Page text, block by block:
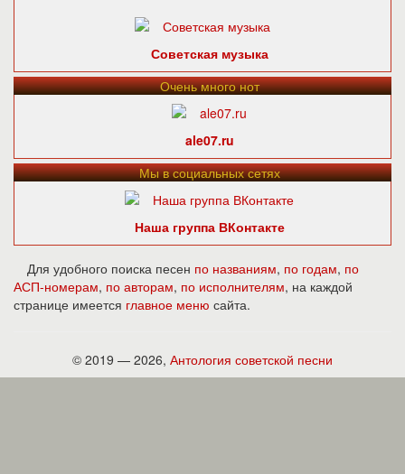
Советская музыка
Очень много нот
ale07.ru
Мы в социальных сетях
Наша группа ВКонтакте
Для удобного поиска песен по названиям, по годам, по
АСП-номерам, по авторам, по исполнителям, на каждой
странице имеется главное меню сайта.
© 2019 — 2026, Антология советской песни